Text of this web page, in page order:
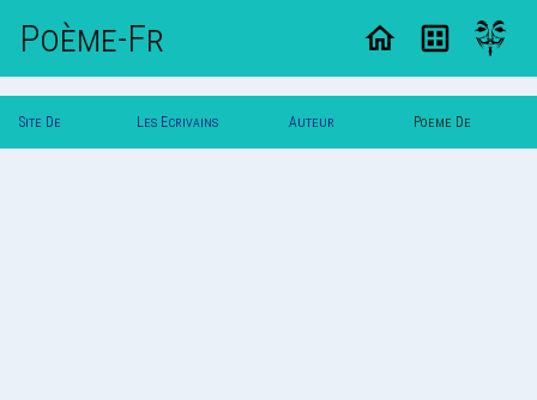
Poème-Fr
Site De Les Ecrivains Auteur Poeme De